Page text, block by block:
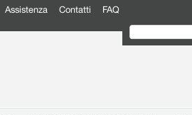
Assistenza Contatti FAQ